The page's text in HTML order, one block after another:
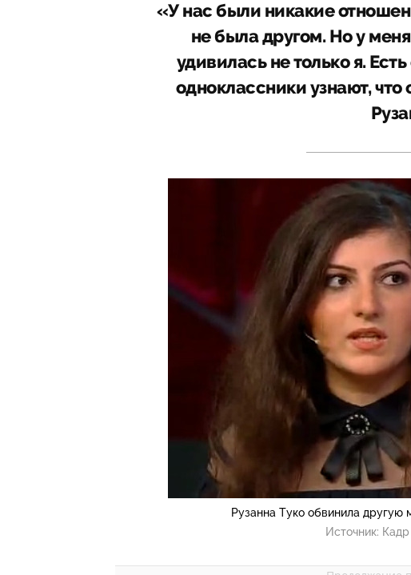
«У нас были никакие
не была другом. Но у меня
удивилась не только я.
одноклассники узнают,
Рузанна Туко обвинила другую
Источник: